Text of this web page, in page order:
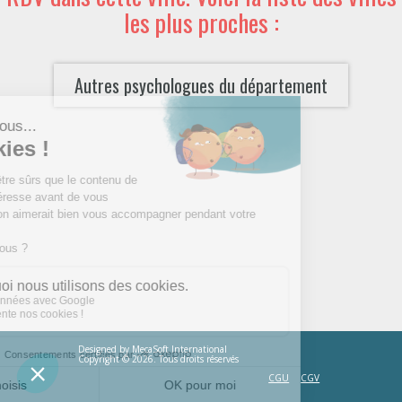
les plus proches :
Autres psychologues du département
Designed by MecaSoft International
Copyright © 2026. Tous droits réservés
CGU
CGV